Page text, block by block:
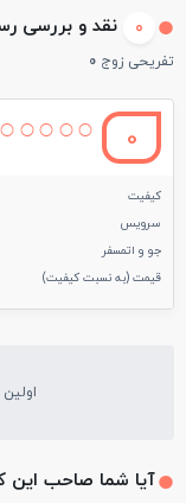
0 نقد و بررسی
تفریحی زوج 0
0
کیفیت
سرویس
جو و اتمسفر
قیمت (به نسبت کیفیت)
آیا شما صاحب